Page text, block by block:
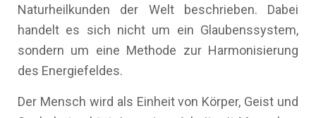
Naturheilkunden der Welt beschrieben. Dabei
handelt es sich nicht um ein Glaubenssystem,
sondern um eine Methode zur Harmonisierung
des Energiefeldes.
Der Mensch wird als Einheit von Körper, Geist und